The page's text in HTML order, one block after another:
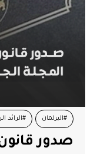
#البرلمان #الرائد
صدور